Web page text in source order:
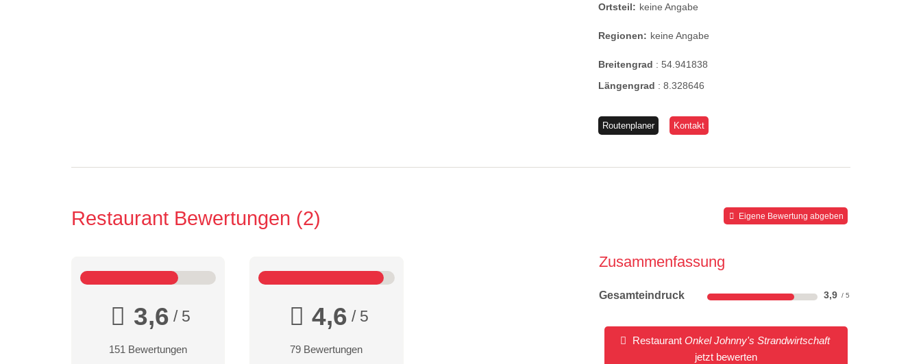
Ortsteil: keine Angabe
Regionen: keine Angabe
Breitengrad :54.941838
Längengrad :8.328646
Routenplaner Kontakt
Restaurant Bewertungen 2 Eigene Bewertung abgeben
Zusammenfassung
Gesamteindruck 3,9
Restaurant Onkel Johnny's Strandwirtschaft
jetzt bewerten
3,6 / 5
151 Bewertungen
4,6 / 5
79 Bewertungen